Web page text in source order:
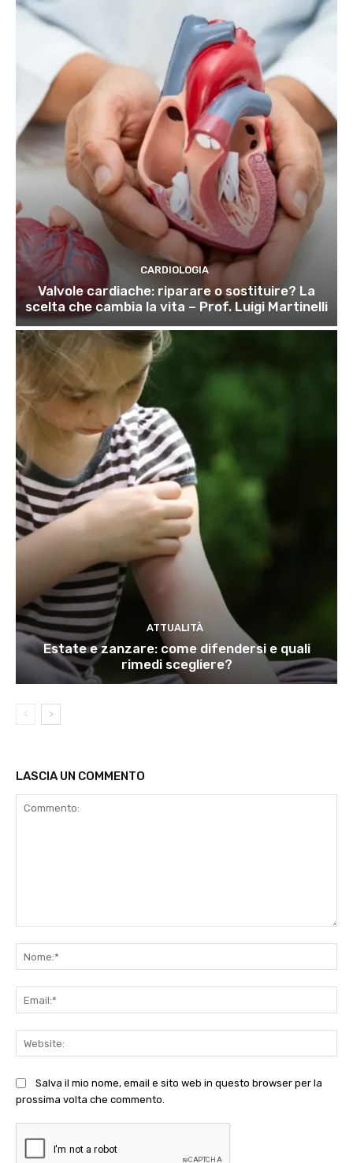
CARDIOLOGIA
Valvole cardiache: riparare o sostituire? La
scelta che cambia la vita – Prof. Luigi Martinelli
ATTUALITÀ
Estate e zanzare: come difendersi e quali
rimedi scegliere?
LASCIA UN COMMENTO
Salva il mio nome, email e sito web in questo browser per la
prossima volta che commento.